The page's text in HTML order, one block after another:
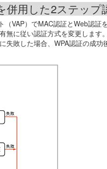
併用した2ステップ
（VAP）でMAC認証とWeb認証
無に従い認証方式を変更しま
失敗した場合、WPA認証の成